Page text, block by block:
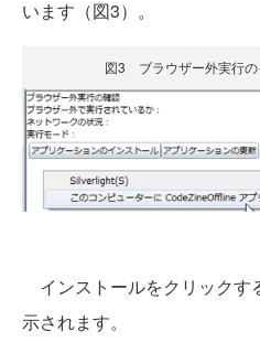
います（図3）。
図3 ブラウザー外実行の
インストールをクリックす
示されます。